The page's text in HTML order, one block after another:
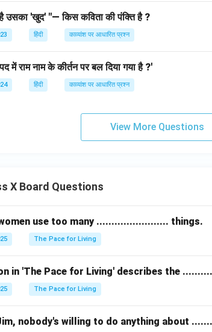
उसका 'खुद' "— किस कविता की पंक्ति है ?
हिंदी काव्यांश पर आधारित प्रश्न
में राम नाम के कीर्तन पर बल दिया गया है ?'
हिंदी काव्यांश पर आधारित प्रश्न
View More Questions
X Board Questions
use too many ........................ things.
The Pace for Living
in 'The Pace for Living' describes the
The Pace for Living
nobody's willing to do anything about